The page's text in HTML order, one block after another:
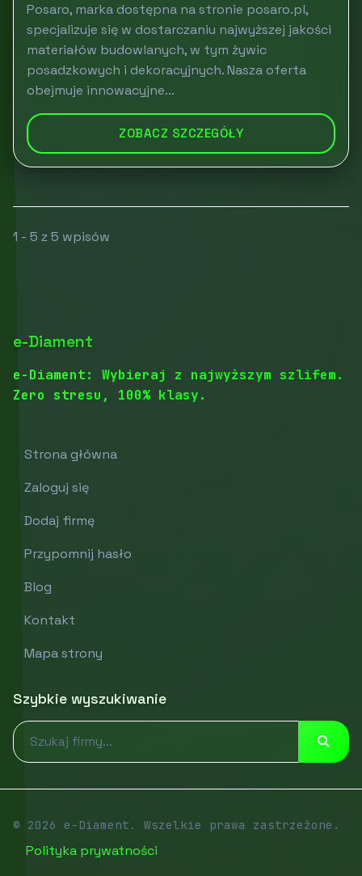
Posaro, marka dostępna na stronie posaro.pl,
specjalizuje się w dostarczaniu najwyższej jakości
materiałów budowlanych, w tym żywic
posadzkowych i dekoracyjnych. Nasza oferta
obejmuje innowacyjne...
ZOBACZ SZCZEGÓŁY
1 - 5 z 5 wpisów
e-Diament
e-Diament: Wybieraj z najwyższym szlifem.
Zero stresu, 100% klasy.
Strona główna
Zaloguj się
Dodaj firmę
Przypomnij hasło
Blog
Kontakt
Mapa strony
Szybkie wyszukiwanie
© 2026 e-Diament. Wszelkie prawa zastrzeżone.
Polityka prywatności